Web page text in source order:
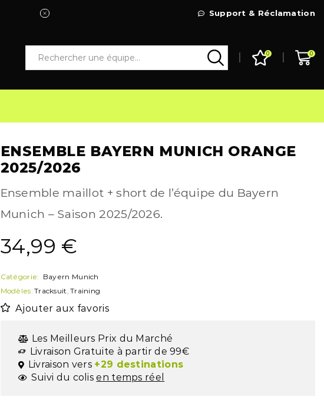
Livraison Gratuite à partir de 99€ Go Shop
Support & Réclamation
0 0
ENSEMBLE BAYERN MUNICH ORANGE
2025/2026
Ensemble maillot + short de l’équipe du Bayern
Munich – Saison 2025/2026.
34,99 €
Catégorie: Bayern Munich
Modèles: Tracksuit, Training
Ajouter aux favoris
Les Meilleurs Prix du Marché
Livraison Gratuite à partir de 99€
Livraison vers +29 destinations
Suivi du colisen temps réel